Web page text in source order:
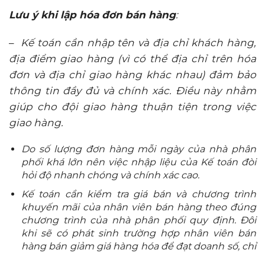
Lưu ý khi lập hóa đơn bán hàng:
–
Kế toán cần nhập tên và địa chỉ khách hàng,
địa điểm giao hàng (vì có thể địa chỉ trên hóa
đơn và địa chỉ giao hàng khác nhau) đảm bảo
thông tin đầy đủ và chính xác. Điều này nhằm
giúp cho đội giao hàng thuận tiện trong việc
giao hàng.
Do số lượng đơn hàng mỗi ngày của nhà phân
phối khá lớn nên việc nhập liệu của Kế toán đòi
hỏi độ nhanh chóng và chính xác cao.
Kế toán cần kiểm tra giá bán và chương trình
khuyến mãi của nhân viên bán hàng theo đúng
chương trình của nhà phân phối quy định. Đôi
khi sẽ có phát sinh trường hợp nhân viên bán
hàng bán giảm giá hàng hóa để đạt doanh số, chỉ